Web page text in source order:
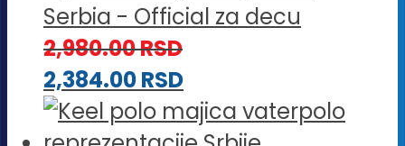
Serbia - Official za decu
2,980.00RSD
2,384.00RSD